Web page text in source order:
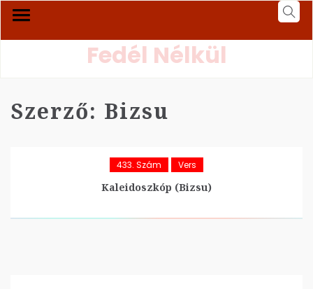
Fedél Nélkül
Szerző: Bizsu
433. Szám Vers
Kaleidoszkóp (Bizsu)